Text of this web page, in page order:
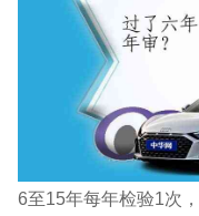
6至15年每年检验1次